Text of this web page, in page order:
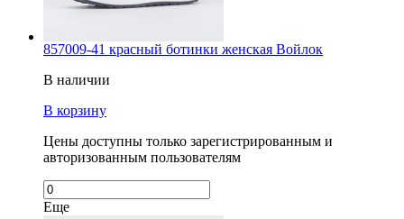
857009-41 красный ботинки женская Войлок
В наличии
В корзину
Цены доступны только зарегистрированным и
авторизованным пользователям
Еще